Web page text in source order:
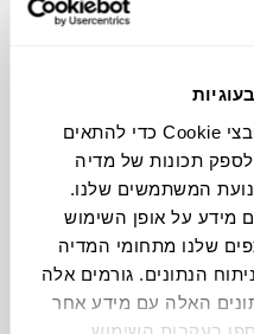
אנחנו משתמשים בקובצי Cookie כדי להתאים
לספק תכונות של מדיה
המשתמשים שלנו.
מידע על אופן השימוש
שלנו מתחומי המדיה
הנתונים. גורמים אלה
האלה עם מידע אחר
₪
₪ 1,290
37%
הנחה